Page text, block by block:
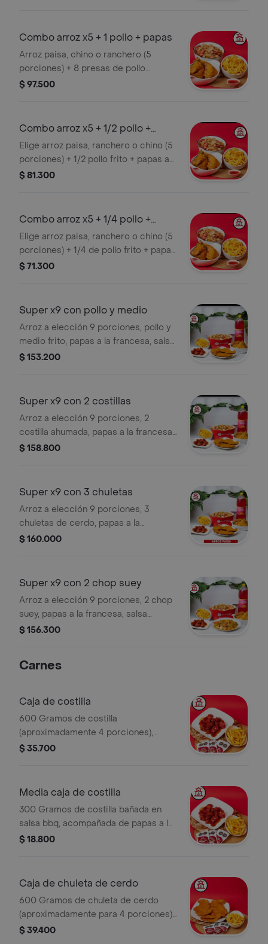
Combo arroz x5 + 1 pollo + papas
Arroz paisa, chino o ranchero (5
porciones) + 8 presas de pollo
(muslos y contramuslos) + papas a la
$ 97.500
Combo arroz x5 + 1/2 pollo +
papas
Elige arroz paisa, ranchero o chino (5
porciones) + 1/2 pollo frito + papas a
la francesa + salsa agridulce.
$ 81.300
Combo arroz x5 + 1/4 pollo +
papas
Elige arroz paisa, ranchero o chino (5
porciones) + 1/4 de pollo frito + papas
a la francesa + salsa agridulce.
$ 71.300
Super x9 con pollo y medio
Arroz a elección 9 porciones, pollo y
medio frito, papas a la francesa, salsa
agridulce, 1 gaseosas 2,5 litros a
$ 153.200
Super x9 con 2 costillas
Arroz a elección 9 porciones, 2
costilla ahumada, papas a la francesa,
salsa agridulce, 1 gaseosas 2,5 litros a
$ 158.800
Super x9 con 3 chuletas
Arroz a elección 9 porciones, 3
chuletas de cerdo, papas a la
francesa, salsa agridulce, 1 gaseosa
$ 160.000
Super x9 con 2 chop suey
Arroz a elección 9 porciones, 2 chop
suey, papas a la francesa, salsa
agridulce, 1 gaseosas 2,5 litros a
$ 156.300
Carnes
Caja de costilla
600 Gramos de costilla
(aproximadamente 4 porciones),
bañada en salsa bbq + papas a la
$ 35.700
Media caja de costilla
300 Gramos de costilla bañada en
salsa bbq, acompañada de papas a la
francesa.
$ 18.800
Caja de chuleta de cerdo
600 Gramos de chuleta de cerdo
(aproximadamente para 4 porciones)
+ papas a la francesa.
$ 39.400